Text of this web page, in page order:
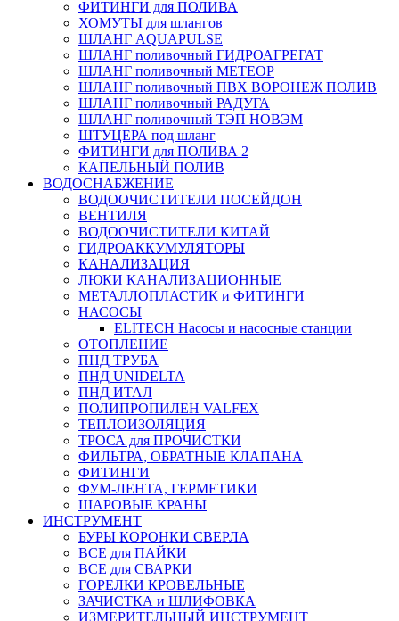
ФИТИНГИ для ПОЛИВА
ХОМУТЫ для шлангов
ШЛАНГ AQUAPULSE
ШЛАНГ поливочный ГИДРОАГРЕГАТ
ШЛАНГ поливочный МЕТЕОР
ШЛАНГ поливочный ПВХ ВОРОНЕЖ ПОЛИВ
ШЛАНГ поливочный РАДУГА
ШЛАНГ поливочный ТЭП НОВЭМ
ШТУЦЕРА под шланг
ФИТИНГИ для ПОЛИВА 2
КАПЕЛЬНЫЙ ПОЛИВ
ВОДОСНАБЖЕНИЕ
ВОДООЧИСТИТЕЛИ ПОСЕЙДОН
ВЕНТИЛЯ
ВОДООЧИСТИТЕЛИ КИТАЙ
ГИДРОАККУМУЛЯТОРЫ
КАНАЛИЗАЦИЯ
ЛЮКИ КАНАЛИЗАЦИОННЫЕ
МЕТАЛЛОПЛАСТИК и ФИТИНГИ
НАСОСЫ
ELITECH Насосы и насосные станции
ОТОПЛЕНИЕ
ПНД ТРУБА
ПНД UNIDELTA
ПНД ИТАЛ
ПОЛИПРОПИЛЕН VALFEX
ТЕПЛОИЗОЛЯЦИЯ
ТРОСА для ПРОЧИСТКИ
ФИЛЬТРА, ОБРАТНЫЕ КЛАПАНА
ФИТИНГИ
ФУМ-ЛЕНТА, ГЕРМЕТИКИ
ШАРОВЫЕ КРАНЫ
ИНСТРУМЕНТ
БУРЫ КОРОНКИ СВЕРЛА
ВСЕ для ПАЙКИ
ВСЕ для СВАРКИ
ГОРЕЛКИ КРОВЕЛЬНЫЕ
ЗАЧИСТКА и ШЛИФОВКА
ИЗМЕРИТЕЛЬНЫЙ ИНСТРУМЕНТ